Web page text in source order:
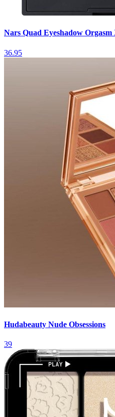
Nars Quad Eyeshadow Orgasm
36.95
Hudabeauty Nude Obsessions
39